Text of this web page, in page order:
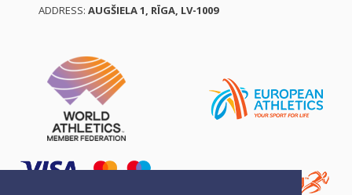
ADDRESS: AUGŠIELA 1, RĪGA, LV-1009